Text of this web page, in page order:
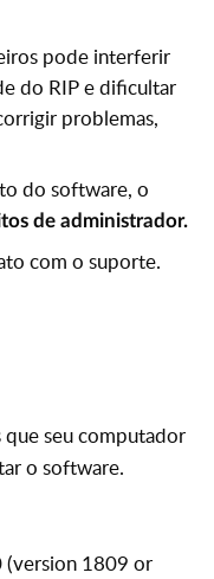
pode interferir
do RIP e dificultar
problemas,
do software, o
de administrador.
com o suporte.
que seu computador
o software.
(version 1809 or